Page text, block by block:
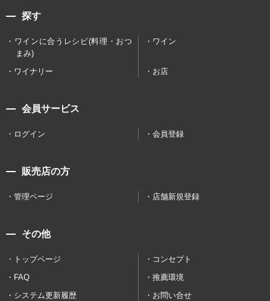
探す
ワインに合うレシピ(料理・おつ
まみ)
ワイン
ワイナリー お店
会員サービス
ログイン 会員登録
販売店の方
管理ページ 店舗新規登録
その他
トップページ
コンセプト
FAQ
推薦環境
システム更新履歴
お問い合せ